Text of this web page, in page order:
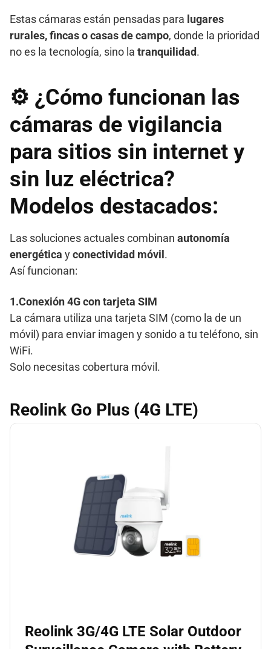
Estas cámaras están pensadas para lugares
rurales, fincas o casas de campo, donde la prioridad
no es la tecnología, sino la tranquilidad.
⚙️ ¿Cómo funcionan las
cámaras de vigilancia
para sitios sin internet y
sin luz eléctrica?
Modelos destacados:
Las soluciones actuales combinan autonomía
energética yconectividad móvil .
Así funcionan:
1.Conexión 4G con tarjeta SIM
La cámara utiliza una tarjeta SIM (como la de un
móvil) para enviar imagen y sonido a tu teléfono, sin
WiFi.
Solo necesitas cobertura móvil.
Reolink Go Plus (4G LTE)
Reolink 3G/4G LTE Solar Outdoor